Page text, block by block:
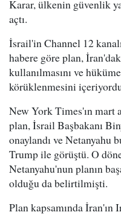
Karar, ülkenin güvenlik
açtı.
İsrail'in Channel 12
habere göre plan,
kullanılmasını ve
körüklenmesini
New York Times'ın mart
plan, İsrail Başbakanı
onaylandı ve Netanyahu
Trump ile görüştü. O
Netanyahu'nun planın
olduğu da belirtilmişti.
Plan kapsamında İran'ın